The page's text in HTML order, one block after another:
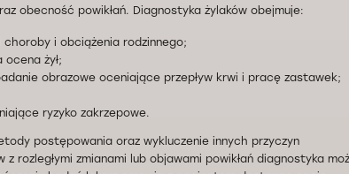
obecność powikłań. Diagnostyka żylaków obejmuje:
i obciążenia rodzinnego;
żył;
obrazowe oceniające przepływ krwi i pracę zastawek;
ryzyko zakrzepowe.
postępowania oraz wykluczenie innych przyczyn
rozległymi zmianami lub objawami powikłań diagnostyka